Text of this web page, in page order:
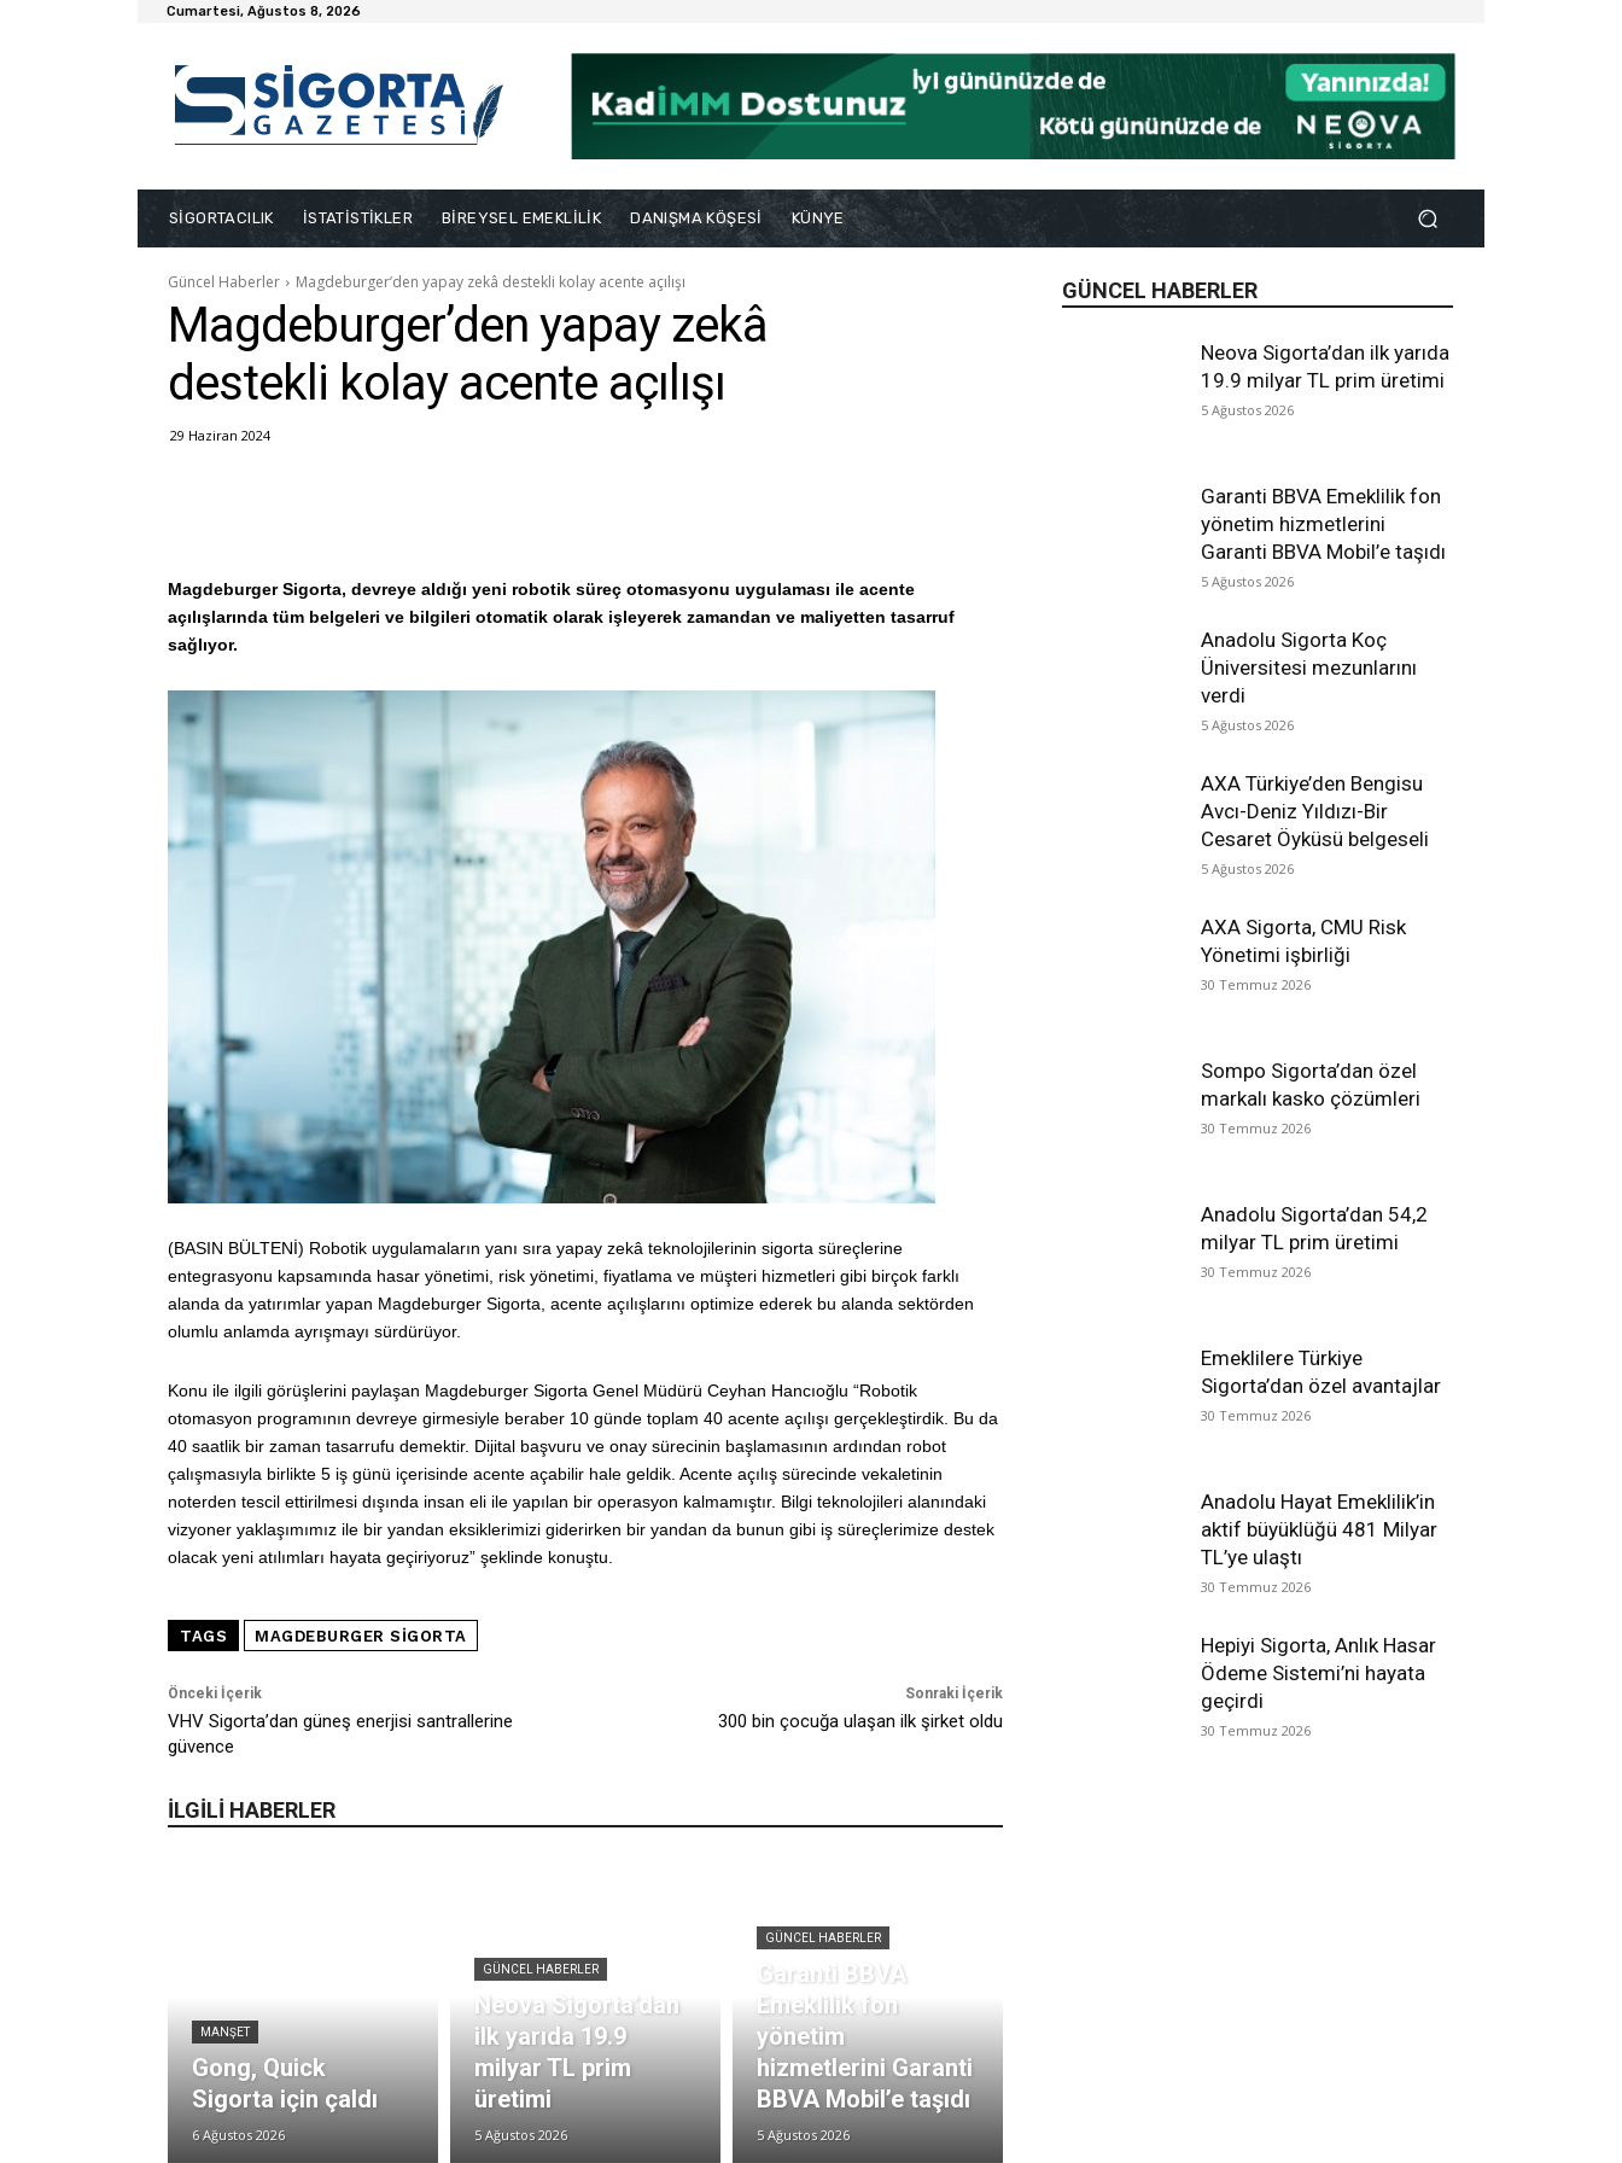
Cumartesi, Ağustos 8, 2026
SİGORTACILIK İSTATİSTİKLER BİREYSEL EMEKLİLİK DANIŞMA KÖŞESİ KÜNYE
GÜNCEL HABERLER
Neova Sigorta’dan ilk yarıda
19.9 milyar TL prim üretimi
5 Ağustos 2026
Garanti BBVA Emeklilik fon
yönetim hizmetlerini
Garanti BBVA Mobil’e taşıdı
5 Ağustos 2026
Anadolu Sigorta Koç
Üniversitesi mezunlarını
verdi
5 Ağustos 2026
AXA Türkiye’den Bengisu
Avcı-Deniz Yıldızı-Bir
Cesaret Öyküsü belgeseli
5 Ağustos 2026
AXA Sigorta, CMU Risk
Yönetimi işbirliği
30 Temmuz 2026
Sompo Sigorta’dan özel
markalı kasko çözümleri
30 Temmuz 2026
Anadolu Sigorta’dan 54,2
milyar TL prim üretimi
30 Temmuz 2026
Emeklilere Türkiye
Sigorta’dan özel avantajlar
30 Temmuz 2026
Anadolu Hayat Emeklilik’in
aktif büyüklüğü 481 Milyar
TL’ye ulaştı
30 Temmuz 2026
Hepiyi Sigorta, Anlık Hasar
Ödeme Sistemi’ni hayata
geçirdi
30 Temmuz 2026
Güncel Haberler Magdeburger’den yapay zekâ destekli kolay acente açılışı
Magdeburger’den yapay zekâ
destekli kolay acente açılışı
29 Haziran 2024
Magdeburger Sigorta, devreye aldığı yeni robotik süreç otomasyonu uygulaması ile acente
açılışlarında tüm belgeleri ve bilgileri otomatik olarak işleyerek zamandan ve maliyetten tasarruf
sağlıyor.
(BASIN BÜLTENİ) Robotik uygulamaların yanı sıra yapay zekâ teknolojilerinin sigorta süreçlerine
entegrasyonu kapsamında hasar yönetimi, risk yönetimi, fiyatlama ve müşteri hizmetleri gibi birçok farklı
alanda da yatırımlar yapan Magdeburger Sigorta, acente açılışlarını optimize ederek bu alanda sektörden
olumlu anlamda ayrışmayı sürdürüyor.
Konu ile ilgili görüşlerini paylaşan Magdeburger Sigorta Genel Müdürü Ceyhan Hancıoğlu “Robotik
otomasyon programının devreye girmesiyle beraber 10 günde toplam 40 acente açılışı gerçekleştirdik. Bu da
40 saatlik bir zaman tasarrufu demektir. Dijital başvuru ve onay sürecinin başlamasının ardından robot
çalışmasıyla birlikte 5 iş günü içerisinde acente açabilir hale geldik. Acente açılış sürecinde vekaletinin
noterden tescil ettirilmesi dışında insan eli ile yapılan bir operasyon kalmamıştır. Bilgi teknolojileri alanındaki
vizyoner yaklaşımımız ile bir yandan eksiklerimizi giderirken bir yandan da bunun gibi iş süreçlerimize destek
olacak yeni atılımları hayata geçiriyoruz” şeklinde konuştu.
TAGS MAGDEBURGER SIGORTA
Önceki İçerik
VHV Sigorta’dan güneş enerjisi santrallerine
güvence
Sonraki İçerik
300 bin çocuğa ulaşan ilk şirket oldu
İLGİLİ HABERLER
MANŞET
Gong, Quick
Sigorta için çaldı
6 Ağustos 2026
GÜNCEL HABERLER
Neova Sigorta’dan
ilk yarıda 19.9
milyar TL prim
üretimi
5 Ağustos 2026
GÜNCEL HABERLER
Garanti BBVA
Emeklilik fon
yönetim
hizmetlerini Garanti
BBVA Mobil’e taşıdı
5 Ağustos 2026